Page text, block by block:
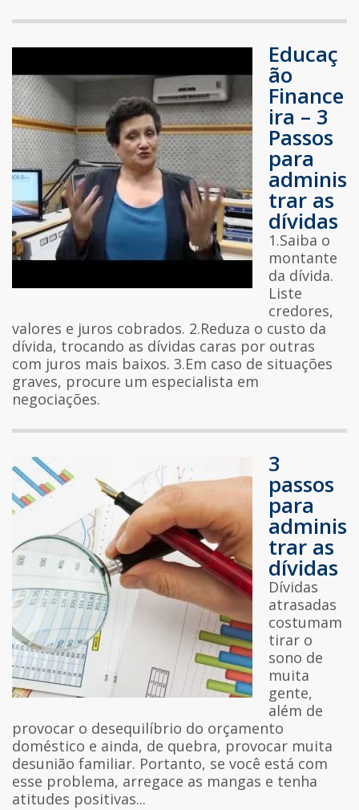
Educaç
ão
Finance
ira – 3
Passos
para
adminis
trar as
dívidas
1.Saiba o
montante
da dívida.
Liste
credores,
valores e juros cobrados. 2.Reduza o custo da
dívida, trocando as dívidas caras por outras
com juros mais baixos. 3.Em caso de situações
graves, procure um especialista em
negociações.
3
passos
para
adminis
trar as
dívidas
Dívidas
atrasadas
costumam
tirar o
sono de
muita
gente,
além de
provocar o desequilíbrio do orçamento
doméstico e ainda, de quebra, provocar muita
desunião familiar. Portanto, se você está com
esse problema, arregace as mangas e tenha
atitudes positivas...